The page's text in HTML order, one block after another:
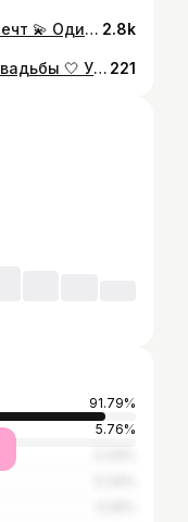
Муж исполнил одну из своих мечт 💫 Один из гештальтов закрыт 🙏🏻🧿 Рада за него и за папу ❤️ Наши дети, наше отражение. Они всё это видят и смотря на отношения и поступки своего папы в их памяти сохранится правильный пример отца, ребёнка, мужа и тд… Я тобой горжусь ❤️ #семья #подарокпапе🚘 #любовь 2.8k
13 лет вместе🤍 11 лет со дня свадьбы 🤍 Уже совсем всё серьезно! И бывает по -разному, но любовь ведь- это не когда « я жить без тебя не могу». Это когда я могу, но хочу с тобой 🤍 Люблю и хочу с тобой, вместе! ♾️ #11летсвадьбы #семья #любовь #навсегда♾🤍 221
91.79%
5.76%